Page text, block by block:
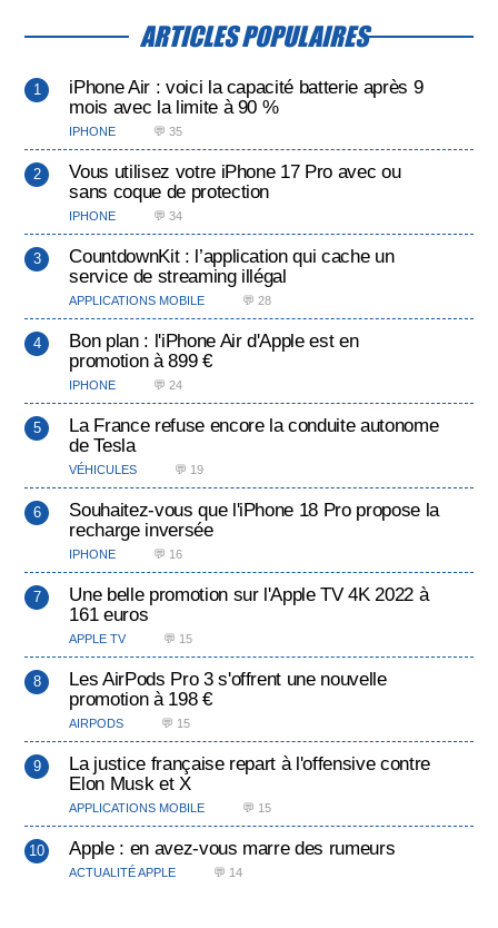
ARTICLES POPULAIRES
iPhone Air : voici la capacité batterie après 9
mois avec la limite à 90 %
IPHONE 💬 35
Vous utilisez votre iPhone 17 Pro avec ou
sans coque de protection
IPHONE 💬 34
CountdownKit : l’application qui cache un
service de streaming illégal
APPLICATIONS MOBILE 💬 28
Bon plan : l'iPhone Air d'Apple est en
promotion à 899 €
IPHONE 💬 24
La France refuse encore la conduite autonome
de Tesla
VÉHICULES 💬 19
Souhaitez-vous que l'iPhone 18 Pro propose la
recharge inversée
IPHONE 💬 16
Une belle promotion sur l'Apple TV 4K 2022 à
161 euros
APPLE TV 💬 15
Les AirPods Pro 3 s'offrent une nouvelle
promotion à 198 €
AIRPODS 💬 15
La justice française repart à l'offensive contre
Elon Musk et X
APPLICATIONS MOBILE 💬 15
Apple : en avez-vous marre des rumeurs
ACTUALITÉ APPLE 💬 14